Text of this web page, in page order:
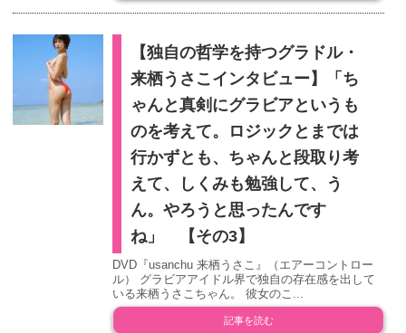
【独自の哲学を持つグラドル・
来栖うさこインタビュー】「ち
ゃんと真剣にグラビアというも
のを考えて。ロジックとまでは
行かずとも、ちゃんと段取り考
えて、しくみも勉強して、う
ん。やろうと思ったんです
ね」 【その3】
DVD『usanchu 来栖うさこ』（エアーコントロー
ル） グラビアアイドル界で独自の存在感を出して
いる来栖うさこちゃん。 彼女のこ...
記事を読む